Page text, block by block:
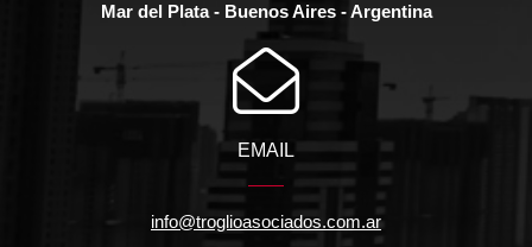
Mar del Plata - Buenos Aires - Argentina
EMAIL
info@troglioasociados.com.ar